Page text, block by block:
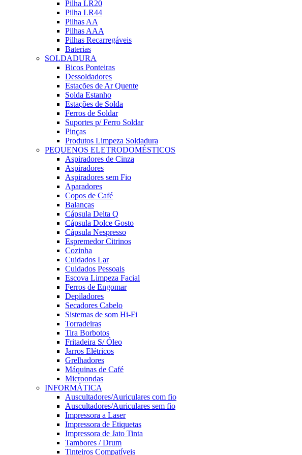
Pilha LR20
Pilha LR44
Pilhas AA
Pilhas AAA
Pilhas Recarregáveis
Baterias
SOLDADURA
Bicos Ponteiras
Dessoldadores
Estações de Ar Quente
Solda Estanho
Estações de Solda
Ferros de Soldar
Suportes p/ Ferro Soldar
Pinças
Produtos Limpeza Soldadura
PEQUENOS ELETRODOMÉSTICOS
Aspiradores de Cinza
Aspiradores
Aspiradores sem Fio
Aparadores
Copos de Café
Balanças
Cápsula Delta Q
Cápsula Dolce Gosto
Cápsula Nespresso
Espremedor Citrinos
Cozinha
Cuidados Lar
Cuidados Pessoais
Escova Limpeza Facial
Ferros de Engomar
Depiladores
Secadores Cabelo
Sistemas de som Hi-Fi
Torradeiras
Tira Borbotos
Fritadeira S/ Óleo
Jarros Elétricos
Grelhadores
Máquinas de Café
Microondas
INFORMÁTICA
Auscultadores/Auriculares com fio
Auscultadores/Auriculares sem fio
Impressora a Laser
Impressora de Etiquetas
Impressora de Jato Tinta
Tambores / Drum
Tinteiros Compatíveis